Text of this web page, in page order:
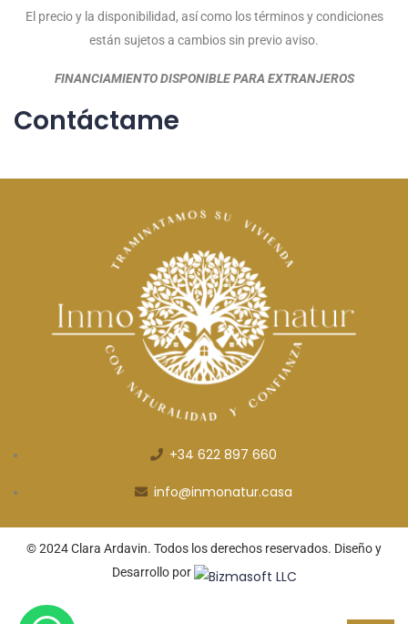
El precio y la disponibilidad, así como los términos y condiciones
están sujetos a cambios sin previo aviso.
FINANCIAMIENTO DISPONIBLE PARA EXTRANJEROS
Contáctame
+34 622 897 660
info@inmonatur.casa
© 2024 Clara Ardavin. Todos los derechos reservados. Diseño y
Desarrollo por